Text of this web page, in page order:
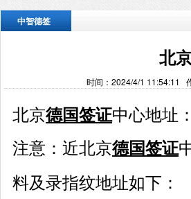
中智德签
北
时间：2024/4/1 11:54:11
北京德国签证中心地址：
注意：近北京德国签证
料及录指纹地址如下：